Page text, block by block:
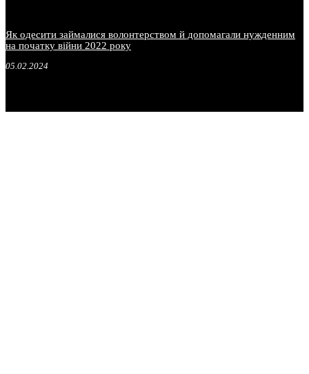
Як одесити займалися волонтерством й допомагали нужденним
на початку війни 2022 року
05.02.2024